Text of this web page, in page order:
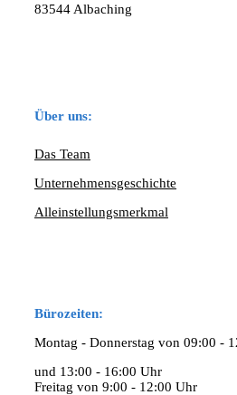
Über uns:
Das Team
Unternehmensgeschichte
Alleinstellungsmerkmal
83544 Albaching
Bürozeiten:
Montag - Donnerstag von 09:00 -
und 13:00 - 16:00 Uhr
Freitag von 9:00 - 12:00 Uhr